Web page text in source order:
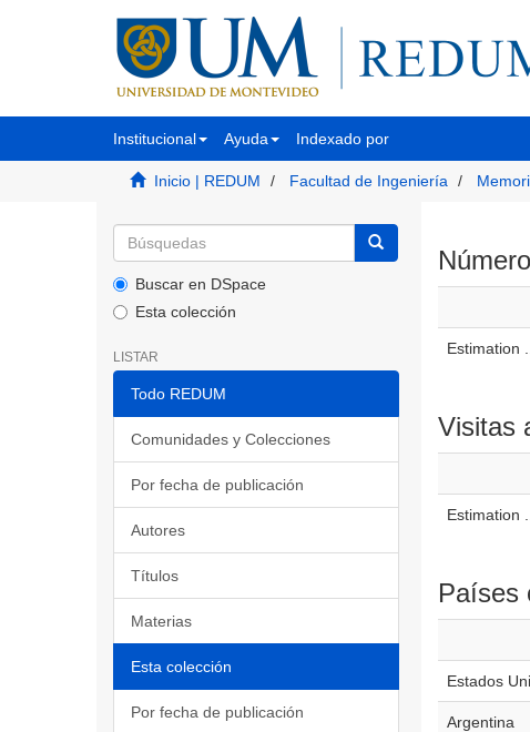
Institucional Ayuda Indexado por
Inicio | REDUM Facultad de Ingeniería
Buscar en DSpace
Esta colección
LISTAR
Todo REDUM
Comunidades y Colecciones
Por fecha de publicación
Autores
Títulos
Materias
Esta colección
Por fecha de publicación
Estimation ...
Visitas
Estimation ...
Países
Estados
Argentina